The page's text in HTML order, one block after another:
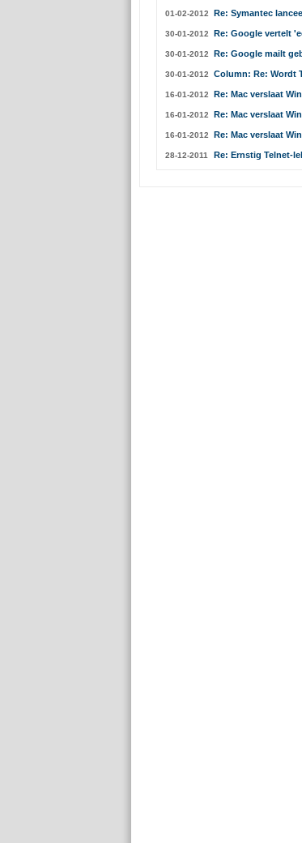
01-02-2012 Re: Symantec
30-01-2012 Re: Google vertelt
30-01-2012 Re: Google mailt
30-01-2012 Column: Re: Wordt
16-01-2012 Re: Mac verslaat
16-01-2012 Re: Mac verslaat
16-01-2012 Re: Mac verslaat
28-12-2011 Re: Ernstig Telnet-